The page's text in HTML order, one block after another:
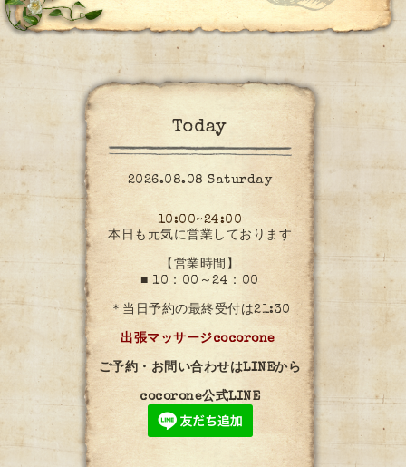
Today
2026.08.08 Saturday
10:00~24:00
本日も元気に営業しております
【営業時間】
■ 10：00～24：00
＊当日予約の最終受付は21:30
出張マッサージcocorone
ご予約・お問い合わせはLINEから
cocorone公式LINE